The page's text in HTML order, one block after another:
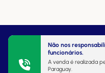
Não nos
funcionários.
A venda é realizada
Paraguay.